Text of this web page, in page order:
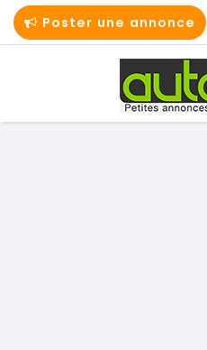
Poster une annonce